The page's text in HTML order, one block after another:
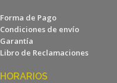
Forma de Pago
Condiciones de envío
Garantía
Libro de Reclamaciones
HORARIOS